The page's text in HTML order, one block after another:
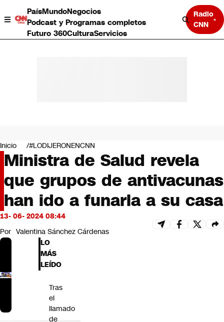
PaísMundoNegocios
Podcast y Programas completos
Futuro 360CulturaServicios
Radio
CNN
Negocios
Deportes
Programas completos
Cultura
Servicios
Bits
CNN tiempo
Futuro 360
Opinión
Inicio #LODIJERONENCNN
Ministra de Salud revela
que grupos de antivacunas
han ido a funarla a su casa
13- 06- 2024 08:44
Por Valentina Sánchez Cárdenas
LO
MÁS
LEÍDO
Tras
el
llamado
de